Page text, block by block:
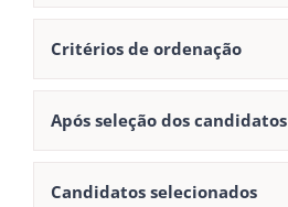
Critérios de ordenação
Após seleção dos candidatos
Candidatos selecionados